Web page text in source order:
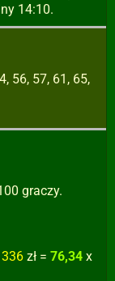
14:10.
56, 57, 61, 65,
graczy.
zł = 76,34 x